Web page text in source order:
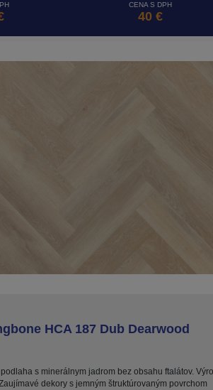
CENA S DPH
40 €
HCA 187 Dub Dearwood
s minerálnym jadrom bez obsahu ftalátov.
dekory s jemným štruktúrovaným povrchom